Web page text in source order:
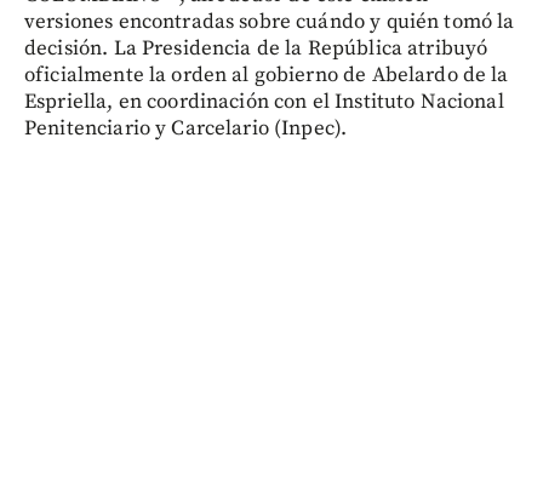
versiones encontradas sobre cuándo y quién tomó la
decisión. La Presidencia de la República atribuyó
oficialmente la orden al gobierno de Abelardo de la
Espriella, en coordinación con el Instituto Nacional
Penitenciario y Carcelario (Inpec).